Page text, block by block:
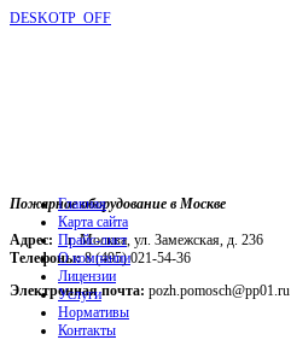
DESKOTP_OFF
Пожарное оборудование в Москве
Адрес: г. Москва, ул. Замежская, д. 236
Телефоны:8 (495) 021-54-36
Электронная почта: pozh.pomosch@pp01.ru
Главная
Карта сайта
Прайс-лист
О компании
Лицензии
Услуги
Нормативы
Контакты